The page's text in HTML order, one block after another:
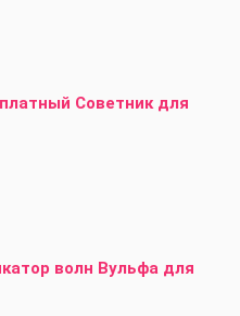
Советник для
волн Вульфа для